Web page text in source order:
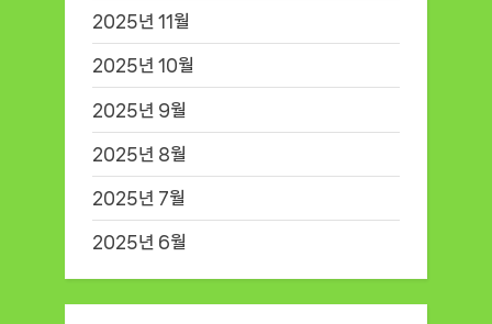
2025년 11월
2025년 10월
2025년 9월
2025년 8월
2025년 7월
2025년 6월